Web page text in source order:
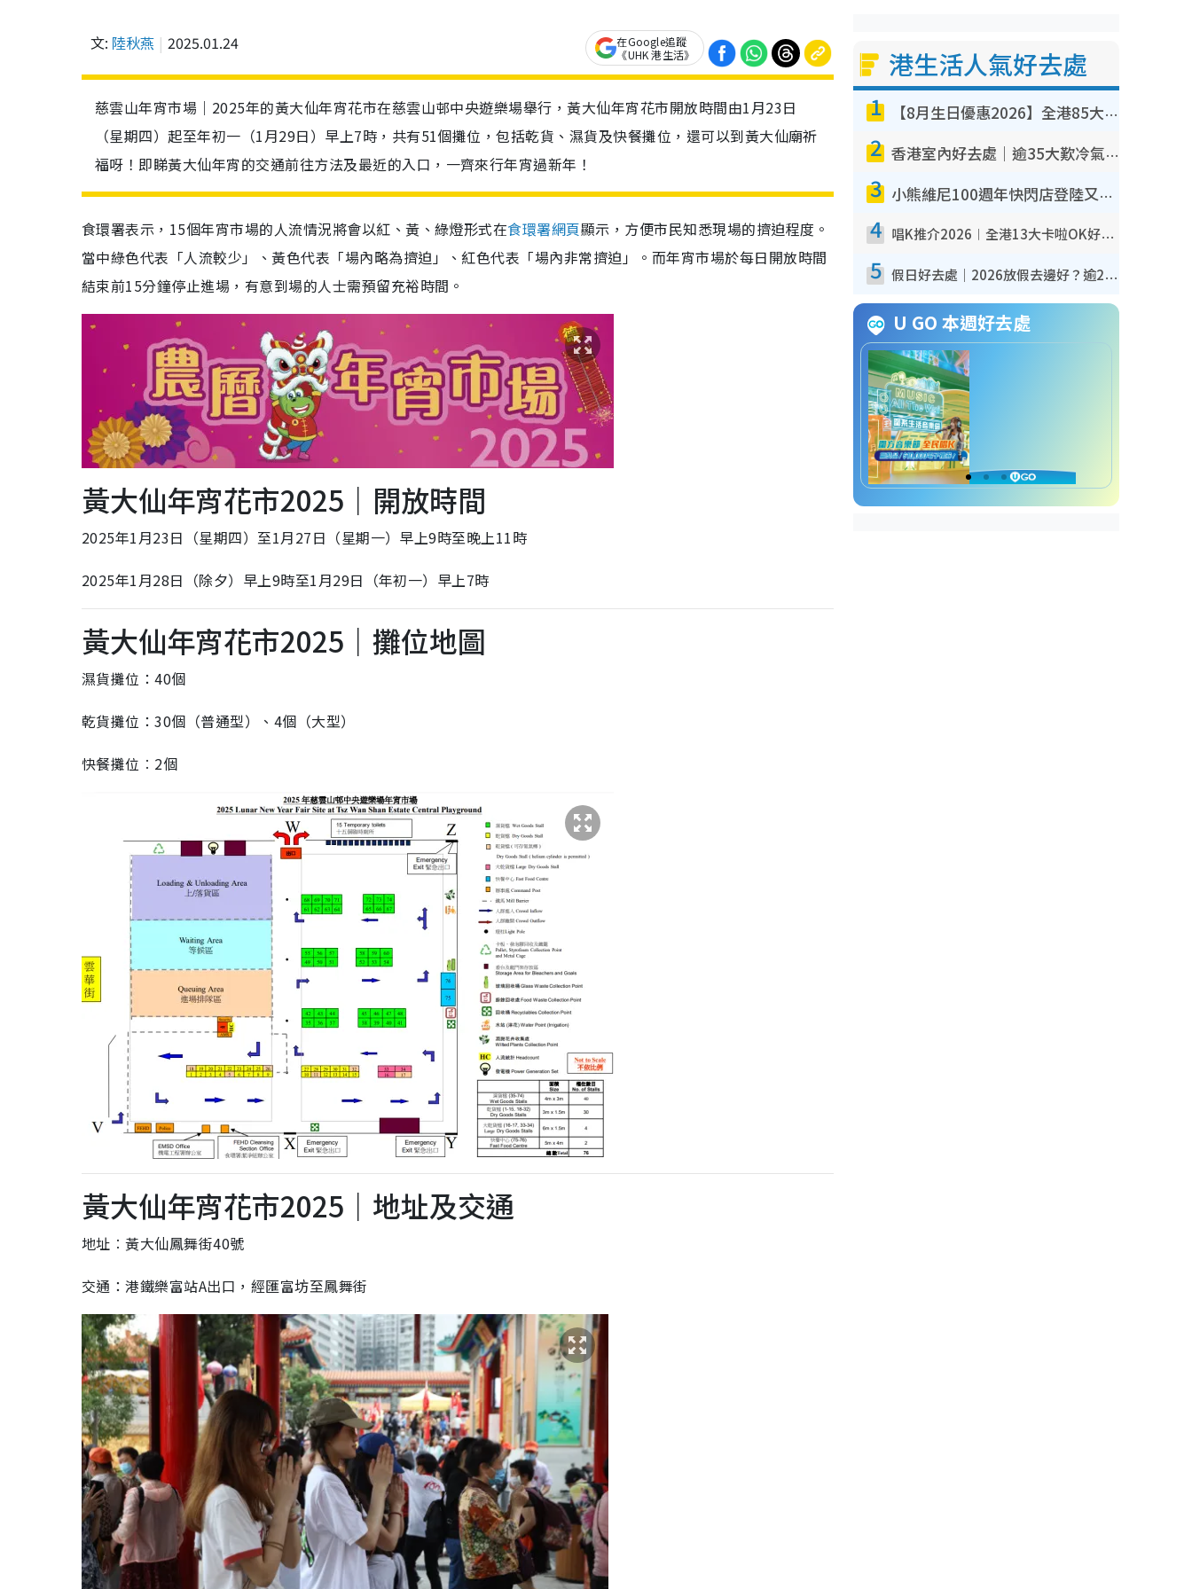
文: 陸秋燕 2025.01.24
在Google追蹤
《UHK 港生活》
慈雲山年宵市場｜2025年的黃大仙年宵花市在慈雲山邨中央遊樂場舉行，黃大仙年宵花市開放時間由1月23日
（星期四）起至年初一（1月29日）早上7時，共有51個攤位，包括乾貨、濕貨及快餐攤位，還可以到黃大仙廟祈
福呀！即睇黃大仙年宵的交通前往方法及最近的入口，一齊來行年宵過新年！
食環署表示，15個年宵市場的人流情況將會以紅、黃、綠燈形式在食環署網頁顯示，方便市民知悉現場的擠迫程度。
當中綠色代表「人流較少」、黃色代表「場內略為擠迫」、紅色代表「場內非常擠迫」。而年宵市場於每日開放時間
結束前15分鐘停止進場，有意到場的人士需預留充裕時間。
黃大仙年宵花市2025｜開放時間
2025年1月23日（星期四）至1月27日（星期一）早上9時至晚上11時
2025年1月28日（除夕）早上9時至1月29日（年初一）早上7時
黃大仙年宵花市2025｜攤位地圖
濕貨攤位：40個
乾貨攤位：30個（普通型）、4個（大型）
快餐攤位︰2個
黃大仙年宵花市2025｜地址及交通
地址︰黃大仙鳳舞街40號
交通：港鐵樂富站A出口，經匯富坊至鳳舞街
港生活人氣好去處
1 【8月生日優惠2026】全港85大食買玩著數攻略 自助餐/火鍋放題同行免費＋誠品/DONKI送現金券
2 香港室內好去處｜逾35大歎冷氣室內好去處推介 室內活動免費避雨無懼落雨
3 小熊維尼100週年快閃店登陸又一城 重現百畝森林經典場景／獨家限定盲盒登場／專屬DIY香水
4 唱K推介2026︱全港13大卡啦OK好去處！最平$36起 日文K都有！(附地址+收費詳情)
5 假日好去處｜2026放假去邊好？逾20放假好去處郊外/秘景 休閒半日或一日遊
U GO 本週好去處